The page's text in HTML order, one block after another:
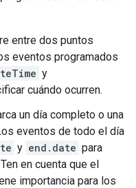
entre dos puntos
eventos programados
y
cuándo ocurren.
un día completo o una
eventos de todo el día
y end.date para
en cuenta que el
importancia para los